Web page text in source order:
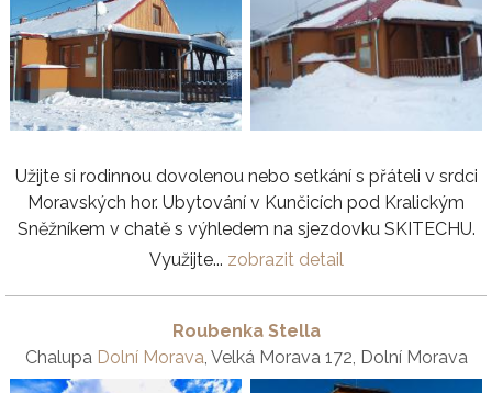
Užijte si rodinnou dovolenou nebo setkání s přáteli v srdci
Moravských hor. Ubytování v Kunčicích pod Kralickým
Sněžníkem v chatě s výhledem na sjezdovku SKITECHU.
Využijte... zobrazit detail
Roubenka Stella
Chalupa Dolní Morava , Velká Morava 172, Dolní Morava